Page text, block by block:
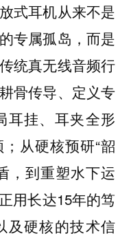
式耳机从来不是
专属孤岛，而是
统真无线音频行
骨传导、定义专
耳挂、耳夹全形
从硬核预研“韶
，到重塑水下运
用长达15年的笃
及硬核的技术信